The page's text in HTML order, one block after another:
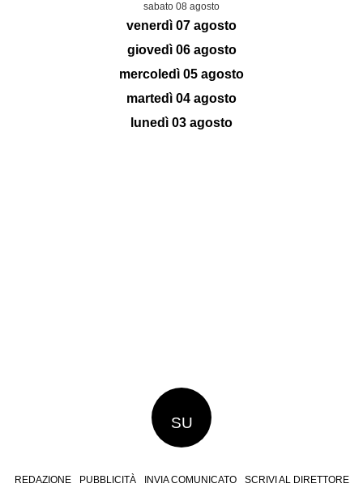
sabato 08 agosto
venerdì 07 agosto
giovedì 06 agosto
mercoledì 05 agosto
martedì 04 agosto
lunedì 03 agosto
SU
REDAZIONE PUBBLICITÀ INVIA COMUNICATO
SCRIVI AL DIRETTORE